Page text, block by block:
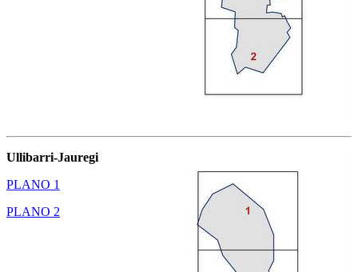
Ullibarri-Jauregi
PLANO 1
PLANO 2